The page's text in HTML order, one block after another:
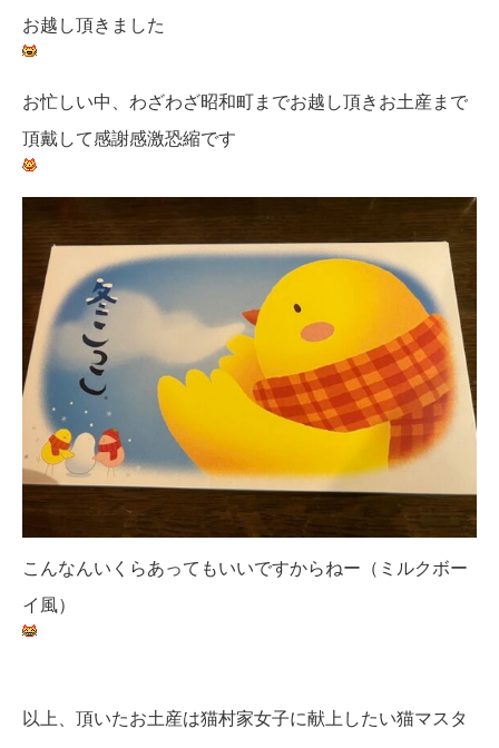
お越し頂きました
お忙しい中、わざわざ昭和町までお越し頂きお土産まで
頂戴して感謝感激恐縮です
こんなんいくらあってもいいですからねー（ミルクボー
イ風）
以上、頂いたお土産は猫村家女子に献上したい猫マスタ